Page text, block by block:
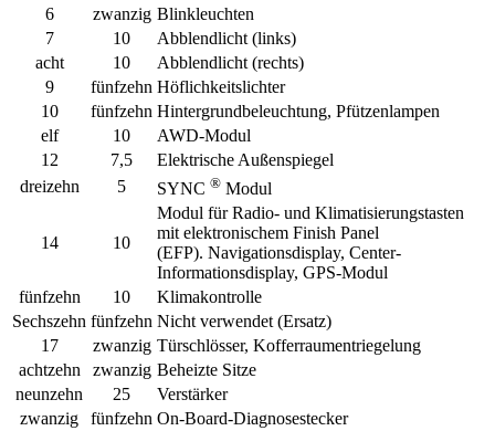
6
zwanzig Blinkleuchten
7
10
Abblendlicht (links)
acht
10
Abblendlicht (rechts)
9
fünfzehn Höflichkeitslichter
10
fünfzehn Hintergrundbeleuchtung, Pfützenlampen
elf
10
AWD-Modul
12
7,5
Elektrische Außenspiegel
dreizehn
5 SYNC ® Modul
14 10
Modul für Radio- und Klimatisierungstasten
mit elektronischem Finish Panel
(EFP). Navigationsdisplay, Center-
Informationsdisplay, GPS-Modul
fünfzehn
10
Klimakontrolle
Sechszehn fünfzehn Nicht verwendet (Ersatz)
17
zwanzig Türschlösser, Kofferraumentriegelung
achtzehn
zwanzig Beheizte Sitze
neunzehn
25
Verstärker
zwanzig
fünfzehn On-Board-Diagnosestecker